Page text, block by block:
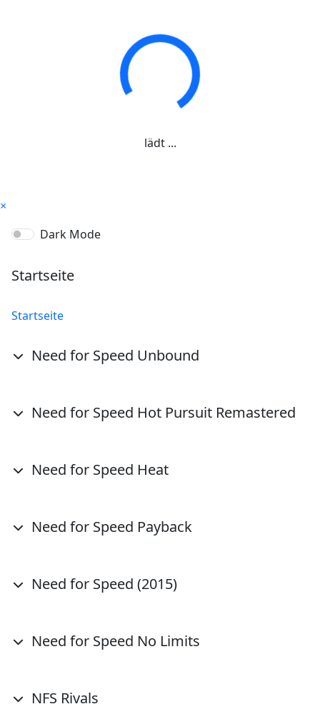
lädt ...
×
Dark Mode
Startseite
Startseite
Need for Speed Unbound
Need for Speed Hot Pursuit Remastered
Need for Speed Heat
Need for Speed Payback
Need for Speed (2015)
Need for Speed No Limits
NFS Rivals